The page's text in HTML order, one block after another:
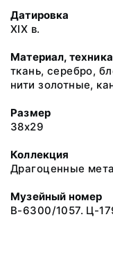
Датировка
XIX в.
Материал, техника
ткань, серебро,
нити золотные,
Размер
38x29
Коллекция
Драгоценные
Музейный номер
В-6300/1057. Ц-